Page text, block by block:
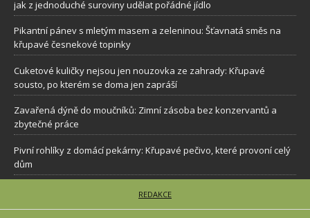
jak z jednoduché suroviny udělat pořádné jídlo
Pikantní pánev s mletým masem a zeleninou: Šťavnatá směs na
křupavé česnekové topinky
Cuketové kuličky nejsou jen nouzovka ze zahrady: Křupavé
sousto, po kterém se doma jen zapráší
Zavařená dýně do moučníků: Zimní zásoba bez konzervantů a
zbytečné práce
Pivní rohlíky z domácí pekárny: Křupavé pečivo, které provoní celý
dům
REDAKCE